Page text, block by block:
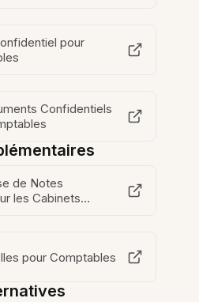
pour
Confidentiels
de Notes
les Cabinets
pour Comptables